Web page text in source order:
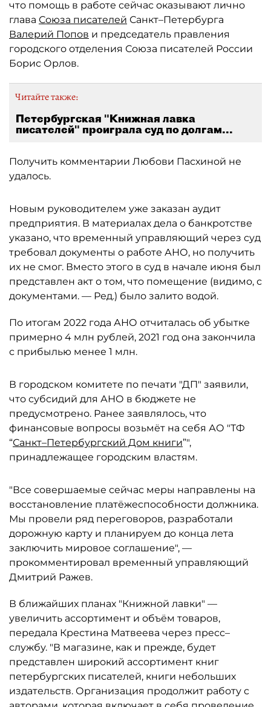
что помощь в работе сейчас оказывают лично
глава Союза писателей Санкт–Петербурга
Валерий Попов и председатель правления
городского отделения Союза писателей России
Борис Орлов.
Читайте также:
Петербургская "Книжная лавка
писателей" проиграла суд по долгам...
Получить комментарии Любови Пасхиной не
удалось.
Новым руководителем уже заказан аудит
предприятия. В материалах дела о банкротстве
указано, что временный управляющий через суд
требовал документы о работе АНО, но получить
их не смог. Вместо этого в суд в начале июня был
представлен акт о том, что помещение (видимо, с
документами. — Ред.) было залито водой.
По итогам 2022 года АНО отчиталась об убытке
примерно 4 млн рублей, 2021 год она закончила
с прибылью менее 1 млн.
В городском комитете по печати "ДП" заявили,
что субсидий для АНО в бюджете не
предусмотрено. Ранее заявлялось, что
финансовые вопросы возьмёт на себя АО "ТФ
“Санкт–Петербургский Дом книги”",
принадлежащее городским властям.
"Все совершаемые сейчас меры направлены на
восстановление платёжеспособности должника.
Мы провели ряд переговоров, разработали
дорожную карту и планируем до конца лета
заключить мировое соглашение", —
прокомментировал временный управляющий
Дмитрий Ражев.
В ближайших планах "Книжной лавки" —
увеличить ассортимент и объём товаров,
передала Крестина Матвеева через пресс–
службу. "В магазине, как и прежде, будет
представлен широкий ассортимент книг
петербургских писателей, книги небольших
издательств. Организация продолжит работу с